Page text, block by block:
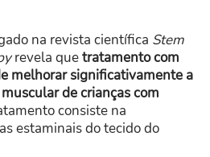
na revista científica Stem
revela quetratamento com
melhorar significativamente a
de crianças com
consiste na
estaminais do tecido do